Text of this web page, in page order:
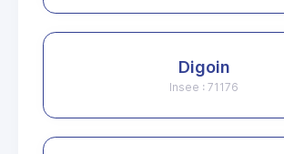
Digoin
Insee : 71176